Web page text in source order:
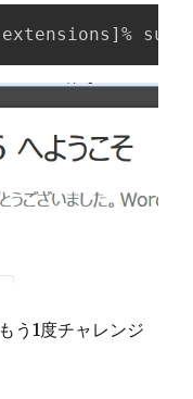
extensions]%
う1度チャレンジ